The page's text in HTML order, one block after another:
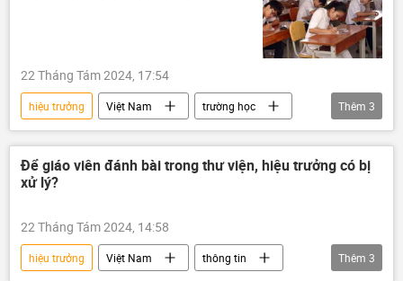
22 Tháng Tám 2024, 17:54
hiệu trưởng Việt Nam
trường học
thông tin
Xã hội học sinh
Thêm 3
Để giáo viên đánh bài trong thư viện, hiệu trưởng có bị
xử lý?
22 Tháng Tám 2024, 14:58
hiệu trưởng Việt Nam
thông tin
Thêm 3